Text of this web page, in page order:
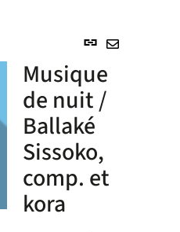
Lien
(Nouvelle
fenêtre)
Musique
de nuit /
Ballaké
Sissoko,
comp. et
kora